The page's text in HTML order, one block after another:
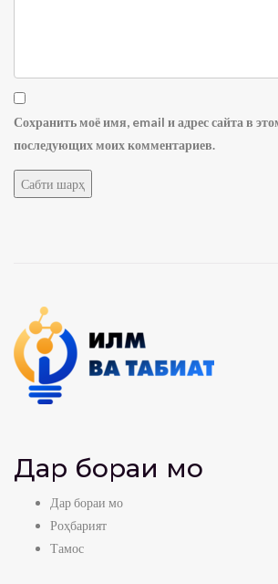
Сохранить моё имя, email и адрес сайта в
последующих моих комментариев.
Дар бораи мо
Дар бораи мо
Роҳбарият
Тамос